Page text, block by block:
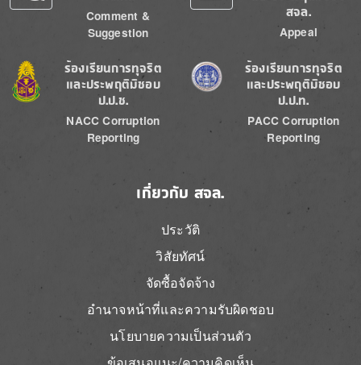
Comment &
Suggestion
สจล.
Appeal
Image
ร้องเรียนการทุจริต
และประพฤติมิชอบ
ป.ป.ช.
NACC Corruption
Reporting
Image
ร้องเรียนการทุจริต
และประพฤติมิชอบ
ป.ป.ท.
PACC Corruption
Reporting
เกี่ยวกับ สจล.
ประวัติ
วิสัยทัศน์
จัดซื้อจัดจ้าง
อำนาจหน้าที่และความรับผิดชอบ
นโยบายความเป็นส่วนตัว